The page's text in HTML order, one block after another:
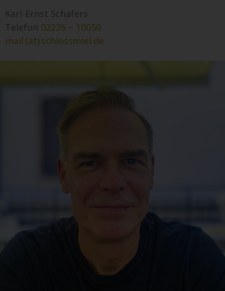
Karl-Ernst Schäfers
Telefon 02226 – 10050
mail (at) schlossmiel.de